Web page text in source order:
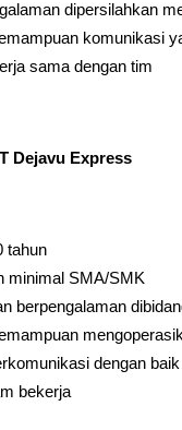
dipersilahkan
komunikasi
sama dengan tim
Dejavu Express
tahun
minimal SMA/SMK
berpengalaman
dengan baik
bekerja